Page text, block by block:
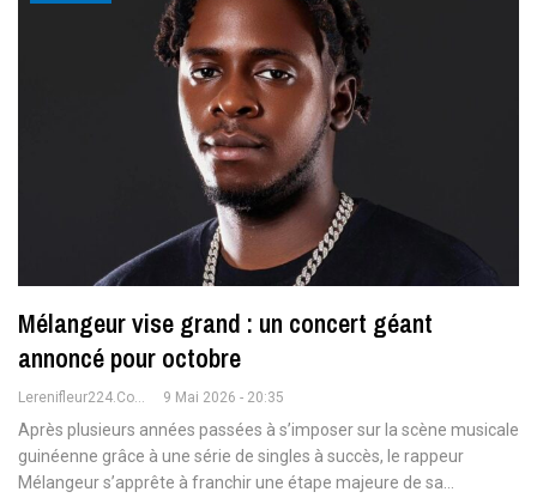
Mélangeur vise grand : un concert géant
annoncé pour octobre
9 Mai 2026 - 20:35
Après plusieurs années passées à s’imposer sur la scène musicale
guinéenne grâce à une série de singles à succès, le rappeur
Mélangeur s’apprête à franchir une étape majeure de sa